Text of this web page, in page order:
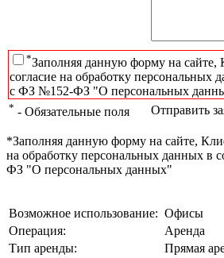
*Заполняя данную форму на сайте,
согласие на обработку персональных
с ФЗ №152-ФЗ "О персональных
* - Обязательные поля Отправить
*Заполняя данную форму на сайте,
на обработку персональных данных в
ФЗ "О персональных данных"
Возможное использование: Офисы
Операция:
Аренда
Тип аренды:
Прямая